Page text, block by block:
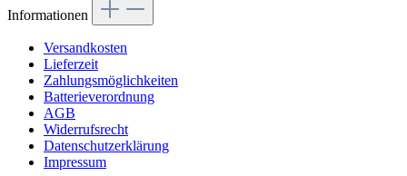
Informationen
Versandkosten
Lieferzeit
Zahlungsmöglichkeiten
Batterieverordnung
AGB
Widerrufsrecht
Datenschutzerklärung
Impressum